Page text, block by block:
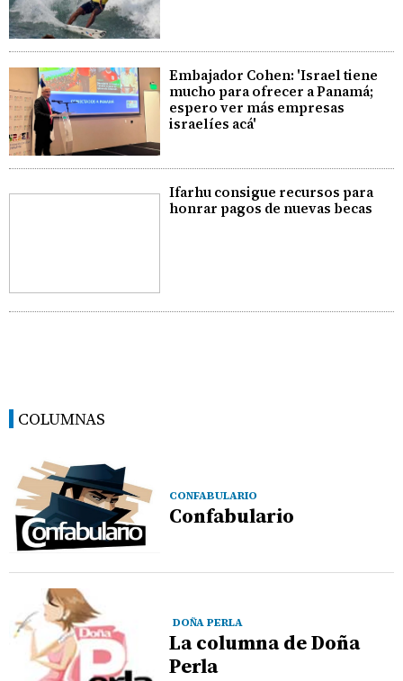
Embajador Cohen: 'Israel tiene
mucho para ofrecer a Panamá;
espero ver más empresas
israelíes acá'
Ifarhu consigue recursos para
honrar pagos de nuevas becas
COLUMNAS
CONFABULARIO
Confabulario
DOÑA PERLA
La columna de Doña
Perla